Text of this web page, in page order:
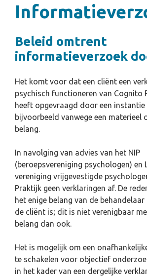
Beleid omtrent
informatieverzoek
Het komt voor dat een cliënt een
psychisch functioneren van Cognito
heeft opgevraagd door een instantie
bijvoorbeeld vanwege een materieel
belang.
In navolging van advies van het NIP
(beroepsvereniging psychologen) en
vereniging vrijgevestigde
Praktijk geen verklaringen af. De
het enige belang van de
de cliënt is; dit is niet verenigbaar
belang dan ook.
Het is mogelijk om een
te schakelen voor objectief
in het kader van een dergelijke